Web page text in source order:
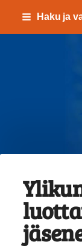
Siirry
sisältöön
Haku ja